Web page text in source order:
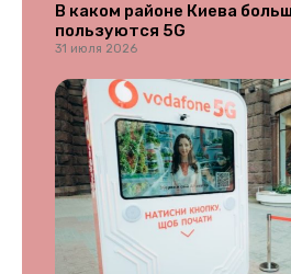
В каком районе Киева
пользуются 5G
31 июля 2026